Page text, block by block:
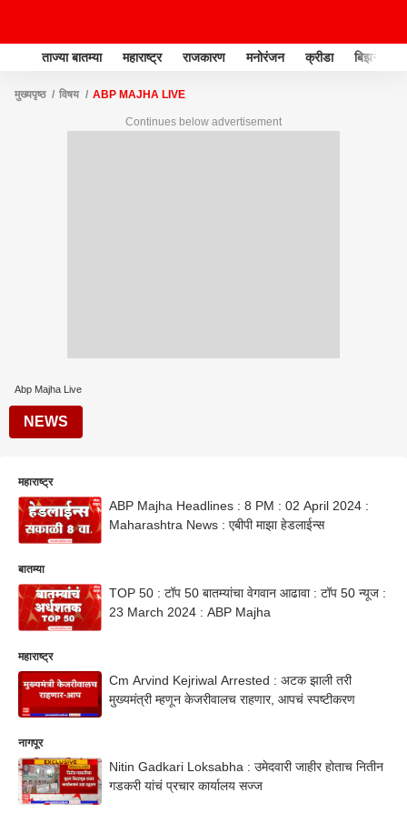
ताज्या बातम्या महाराष्ट्र राजकारण मनोरंजन क्रीडा बिझनेस
मुख्यपृष्ठ विषय ABP MAJHA LIVE
Continues below advertisement
Abp Majha Live
NEWS
महाराष्ट्र
ABP Majha Headlines : 8 PM : 02 April 2024 :
Maharashtra News : एबीपी माझा हेडलाईन्स
बातम्या
TOP 50 : टॉप 50 बातम्यांचा वेगवान आढावा : टॉप 50 न्यूज :
23 March 2024 : ABP Majha
महाराष्ट्र
Cm Arvind Kejriwal Arrested : अटक झाली तरी
मुख्यमंत्री म्हणून केजरीवालच राहणार, आपचं स्पष्टीकरण
नागपूर
Nitin Gadkari Loksabha : उमेदवारी जाहीर होताच नितीन
गडकरी यांचं प्रचार कार्यालय सज्ज